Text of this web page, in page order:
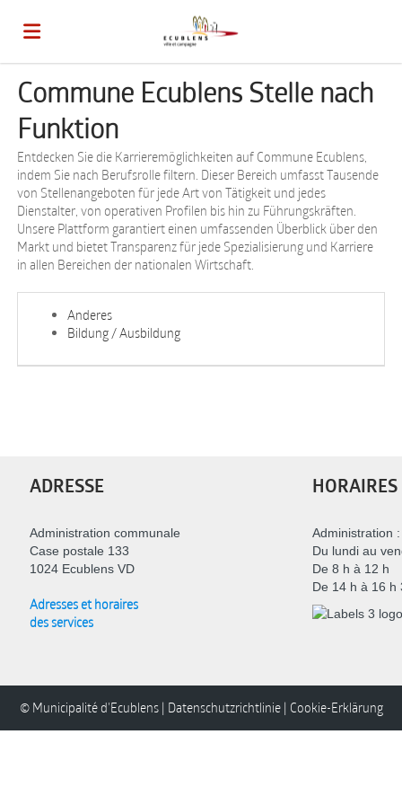
Home
Stellen
Lebenslauf
Sprache
IT
PT
Commune Ecublens Stelle nach
Funktion
Entdecken Sie die Karrieremöglichkeiten auf Commune Ecublens,
indem Sie nach Berufsrolle filtern. Dieser Bereich umfasst Tausende
von Stellenangeboten für jede Art von Tätigkeit und jedes
Dienstalter, von operativen Profilen bis hin zu Führungskräften.
Unsere Plattform garantiert einen umfassenden Überblick über den
Markt und bietet Transparenz für jede Spezialisierung und Karriere
in allen Bereichen der nationalen Wirtschaft.
Anderes
Bildung / Ausbildung
ADRESSE
Administration communale
Case postale 133
1024 Ecublens VD
Adresses et horaires
des services
HORAIRES
Administration :
Du lundi au
De 8 h à 12 h
De 14 h à 16 h
© Municipalité d'Ecublens | Datenschutzrichtlinie| Cookie-Erklärung